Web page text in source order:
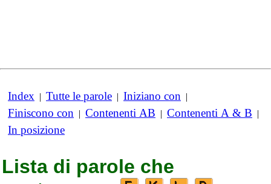
Index | Tutte le parole | Iniziano con |
Finiscono con | Contenenti AB | Contenenti A & B |
In posizione
Lista di parole che